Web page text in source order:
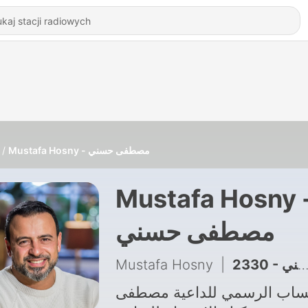
Mustafa Hosny - مصطفى حسني
Mustafa Hosny
مصطفى حسني
Mustafa Hosny
الرسمي للداعية مصطفى